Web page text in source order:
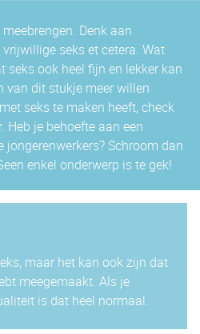
Denk aan
vrijwillige seks et cetera. Wat
seks ook heel fijn en lekker kan
van dit stukje meer willen
seks te maken heeft, check
Heb je behoefte aan een
jongerenwerkers? Schroom dan
enkel onderwerp is te gek!
maar het kan ook zijn dat
meegemaakt. Als je
is dat heel normaal.